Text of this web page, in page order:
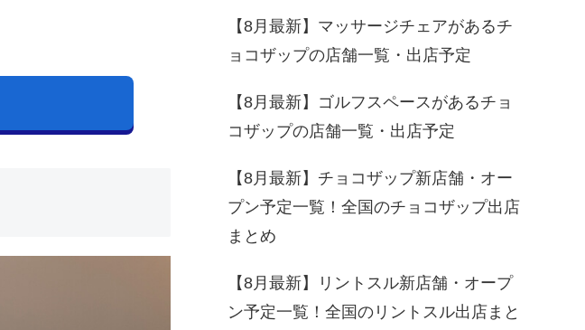
【8月最新】マッサージチェアがあるチ
ョコザップの店舗一覧・出店予定
【8月最新】ゴルフスペースがあるチョ
コザップの店舗一覧・出店予定
【8月最新】チョコザップ新店舗・オー
プン予定一覧！全国のチョコザップ出店
まとめ
【8月最新】リントスル新店舗・オープ
ン予定一覧！全国のリントスル出店まと